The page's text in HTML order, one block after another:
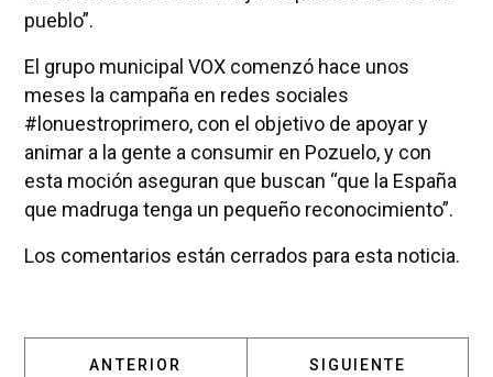
pueblo”.
El grupo municipal VOX comenzó hace unos
meses la campaña en redes sociales
#lonuestroprimero, con el objetivo de apoyar y
animar a la gente a consumir en Pozuelo, y con
esta moción aseguran que buscan “que la España
que madruga tenga un pequeño reconocimiento”.
Los comentarios están cerrados para esta noticia.
ARTÍCULO ANTERIOR: EL MERCADILLO DE
ANTERIOR ARTÍCULO
SIGUIENTE